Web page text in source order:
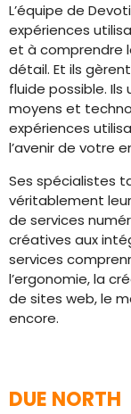
L’équipe de
expériences
et à comprendre
détail. Et ils
fluide possible.
moyens et
expériences
l’avenir de votre
Ses spécialistes
véritablement
de services
créatives aux
services
l’ergonomie, la
de sites web, le
encore.
DUE NORTH